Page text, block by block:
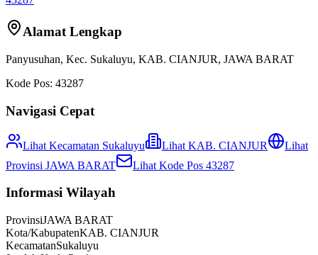
Alamat Lengkap
Panyusuhan, Kec. Sukaluyu, KAB. CIANJUR, JAWA BARAT
Kode Pos: 43287
Navigasi Cepat
Lihat Kecamatan Sukaluyu Lihat KAB. CIANJUR
Lihat
Provinsi JAWA BARAT Lihat Kode Pos 43287
Informasi Wilayah
ProvinsiJAWA BARAT
Kota/KabupatenKAB. CIANJUR
KecamatanSukaluyu